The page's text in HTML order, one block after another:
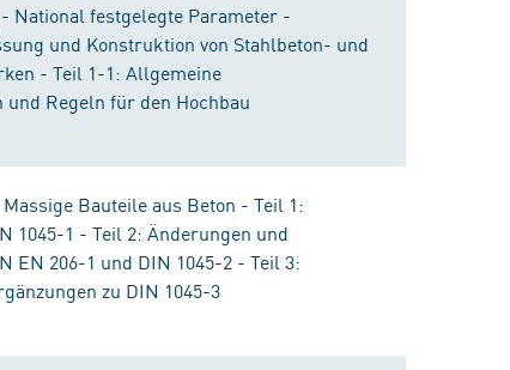
National festgelegte Parameter -
und Konstruktion von Stahlbeton- und
- Teil 1-1: Allgemeine
Regeln für den Hochbau
Bauteile aus Beton - Teil 1:
1045-1 - Teil 2: Änderungen und
EN 206-1 und DIN 1045-2 - Teil 3:
zu DIN 1045-3